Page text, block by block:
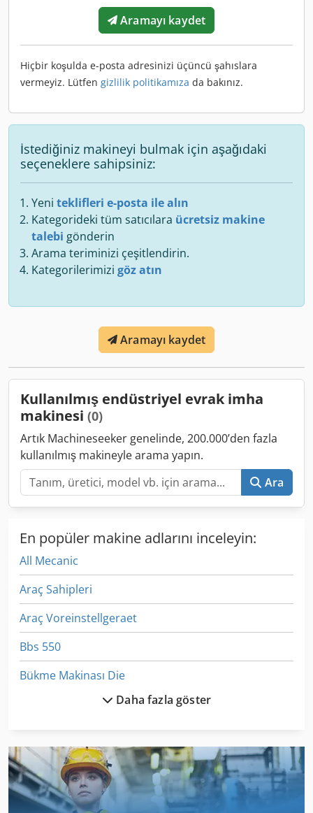
Aramayı kaydet
Hiçbir koşulda e-posta adresinizi üçüncü şahıslara
vermeyiz. Lütfen gizlilik politikamıza da bakınız.
İstediğiniz makineyi bulmak için aşağıdaki
seçeneklere sahipsiniz:
Yeni teklifleri e-posta ile alın
Kategorideki tüm satıcılara ücretsiz makine
talebi gönderin
Arama teriminizi çeşitlendirin.
Kategorilerimizi göz atın
Aramayı kaydet
Kullanılmış endüstriyel evrak imha
makinesi (0)
Artık Machineseeker genelinde, 200.000’den fazla
kullanılmış makineyle arama yapın.
Ara
En popüler makine adlarını inceleyin:
All Mecanic
Araç Sahipleri
Araç Voreinstellgeraet
Bbs 550
Bükme Makinası Die
Devirmeli Araçlar
Endüstriyel Klima
Et Işleme
Daha fazla göster